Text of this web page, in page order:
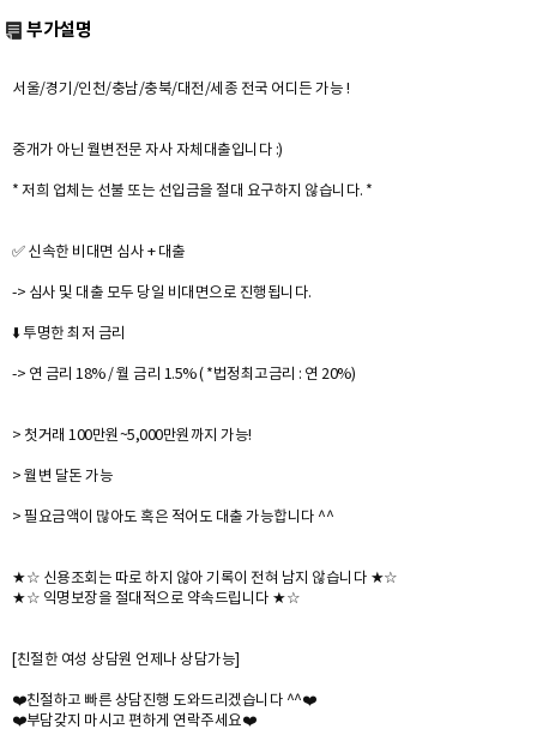
부가설명
서울/경기/인천/충남/충북/대전/세종 전국 어디든 가능 !
중개가 아닌 월변전문 자사 자체대출입니다 :)
* 저희 업체는 선불 또는 선입금을 절대 요구하지 않습니다. *
✅ 신속한 비대면 심사 + 대출
-> 심사 및 대출 모두 당일 비대면으로 진행됩니다.
⬇️ 투명한 최저 금리
-> 연 금리 18% / 월 금리 1.5% ( *법정최고금리 : 연 20%)
> 첫거래 100만원~5,000만원까지 가능!
> 월변 달돈 가능
> 필요금액이 많아도 혹은 적어도 대출 가능합니다 ^^
★☆ 신용조회는 따로 하지 않아 기록이 전혀 남지 않습니다 ★☆
★☆ 익명보장을 절대적으로 약속드립니다 ★☆
[친절한 여성 상담원 언제나 상담가능]
❤️친절하고 빠른 상담진행 도와드리겠습니다 ^^❤️
❤️부담갖지 마시고 편하게 연락주세요❤️